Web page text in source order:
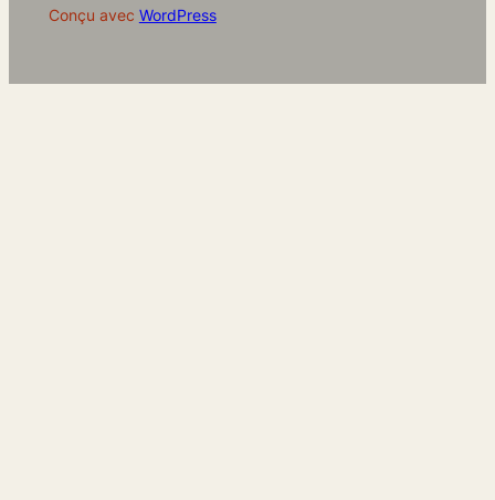
Conçu avec WordPress